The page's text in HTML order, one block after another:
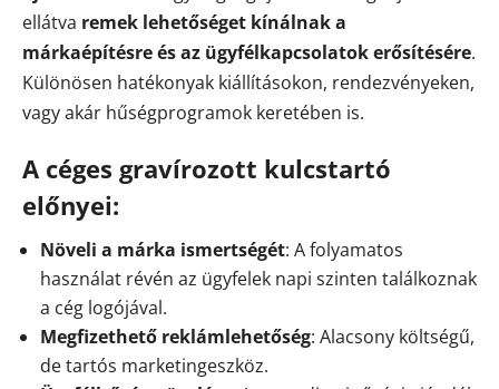
ellátva remek lehetőséget kínálnak a
márkaépítésre és az ügyfélkapcsolatok erősítésére.
Különösen hatékonyak kiállításokon, rendezvényeken,
vagy akár hűségprogramok keretében is.
A céges gravírozott kulcstartó
előnyei:
Növeli a márka ismertségét: A folyamatos
használat révén az ügyfelek napi szinten találkoznak
a cég logójával.
Megfizethető reklámlehetőség: Alacsony költségű,
de tartós marketingeszköz.